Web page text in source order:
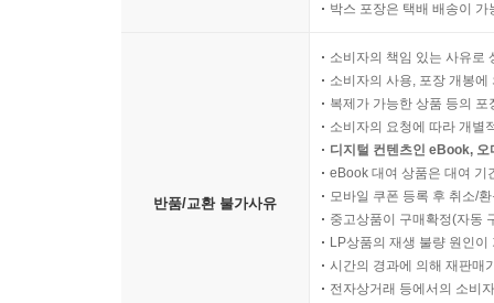
박스 포장은 택배 배송이
반품/교환 불가사유
소비자의 책임 있는 사유로
소비자의 사용, 포장 개봉
복제가 가능한 상품 등의
소비자의 요청에 따라 개별
디지털 컨텐츠인 eBook,
eBook 대여 상품은 대여 기
모바일 쿠폰 등록 후 취소/
중고상품이 구매확정(자동
LP상품의 재생 불량 원인
시간의 경과에 의해 재판매
전자상거래 등에서의 소비